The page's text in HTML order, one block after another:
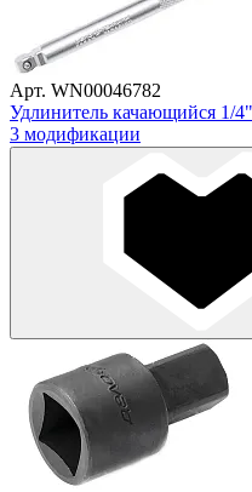
Арт. WN00046782
Удлинитель качающийся 1/
3 модификации